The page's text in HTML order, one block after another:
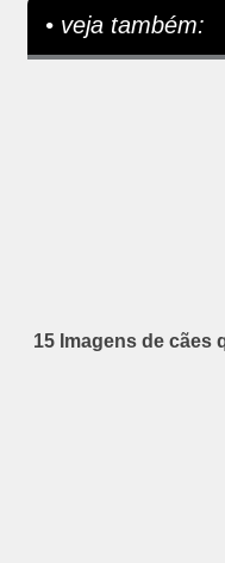
• veja também:
15 Imagens de cães